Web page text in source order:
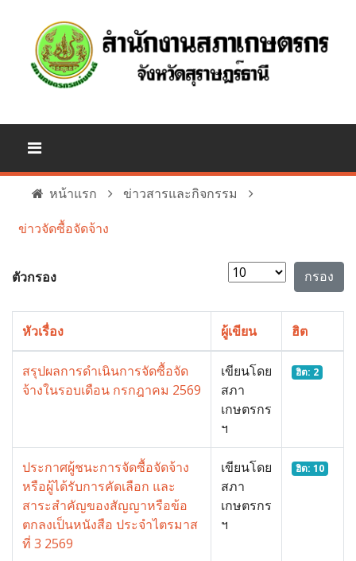
หน้าแรก
ข่าวสารและกิจกรรม
ข่าวจัดซื้อจัดจ้าง
ตัวกรอง แสดง # กรอง
หัวเรื่อง ผู้เขียน ฮิต
สรุปผลการดำเนินการจัดซื้อจัด
จ้างในรอบเดือน กรกฎาคม 2569
เขียนโดย
สภา
เกษตรกร
ฯ
ฮิต: 2
ประกาศผู้ชนะการจัดซื้อจัดจ้าง
หรือผู้ได้รับการคัดเลือก และ
สาระสำคัญของสัญญาหรือข้อ
ตกลงเป็นหนังสือ ประจำไตรมาส
ที่ 3 2569
เขียนโดย
สภา
เกษตรกร
ฯ
ฮิต: 10